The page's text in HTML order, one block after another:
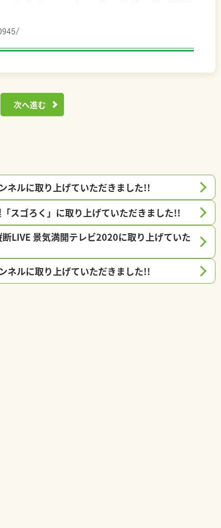
次へ進む
ネルに取り上げていただきました!!
スゴろく」に取り上げていただきました!!
LIVE 景気満開テレビ2020に取り上げていた
ネルに取り上げていただきました!!